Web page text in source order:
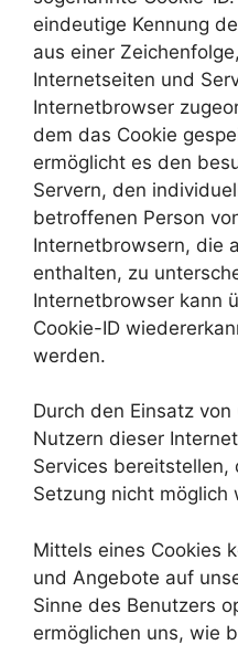
eindeutige Kennung
aus einer
Internetseiten und
Internetbrowser
dem das Cookie
ermöglicht es den
Servern, den
betroffenen Person
Internetbrowsern, die
enthalten, zu
Internetbrowser kann
Cookie-ID
werden.
Durch den Einsatz
Nutzern dieser
Services bereitstellen,
Setzung nicht möglich
Mittels eines Cookies
und Angebote auf
Sinne des Benutzers
ermöglichen uns, wie